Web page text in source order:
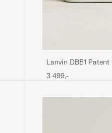
Lanvin DBB1 Patent
3 499,-